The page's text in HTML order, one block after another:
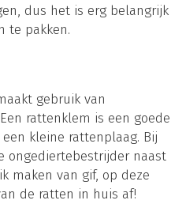
dus het is erg belangrijk
te pakken.
gebruik van
rattenklem is een goede
kleine rattenplaag. Bij
ongediertebestrijder naast
maken van gif, op deze
de ratten in huis af!